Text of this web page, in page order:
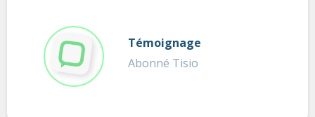
Témoignage
Abonné Tisio